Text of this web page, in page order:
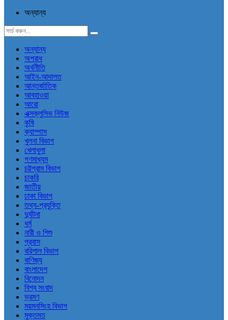
অন্যান্য
অন্যান্য
অপরাধ
অর্থনীতি
আইন-আদালত
আন্তর্জাতিক
আবহাওয়া
আরো
এক্সক্লুসিভ নিউজ
কৃষি
ক্যাম্পাস
খুলনা বিভাগ
খেলাধুলা
গণমাধ্যম
চট্টগ্রাম বিভাগ
চাকরি
জাতীয়
ঢাকা বিভাগ
তথ্য-প্রযুক্তি
দুর্ঘটনা
ধর্ম
নারী ও শিশু
প্রবাস
বরিশাল বিভাগ
বাণিজ্য
বাংলাদেশ
বিনোদন
বিশ্ব সংবাদ
ভ্রমণ
ময়মনসিংহ বিভাগ
মুক্তমত